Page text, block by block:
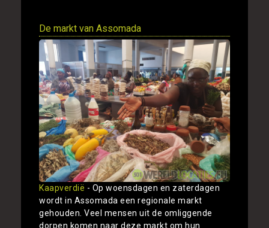
De markt van Assomada
Kaapverdië - Op woensdagen en zaterdagen
wordt in Assomada een regionale markt
gehouden. Veel mensen uit de omliggende
dorpen komen naar deze markt om hun